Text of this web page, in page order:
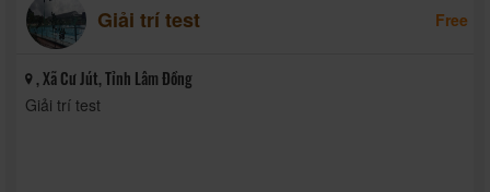
Giải trí test Free
, Xã Cư Jút, Tỉnh Lâm Đồng
Giải trí test